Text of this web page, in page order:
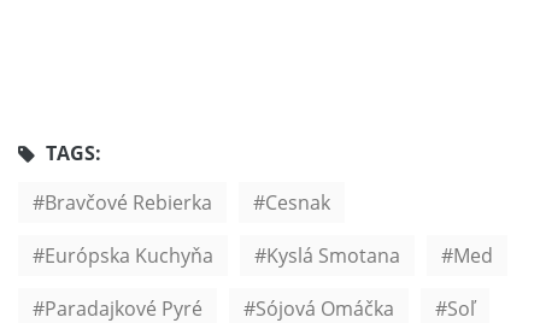
TAGS:
Bravčové Rebierka
Cesnak
Európska Kuchyňa
Kyslá Smotana
Med
Paradajkové Pyré
Sójová Omáčka
Soľ